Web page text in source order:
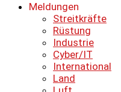
Meldungen
Streitkräfte
Rüstung
Industrie
Cyber/IT
International
Land